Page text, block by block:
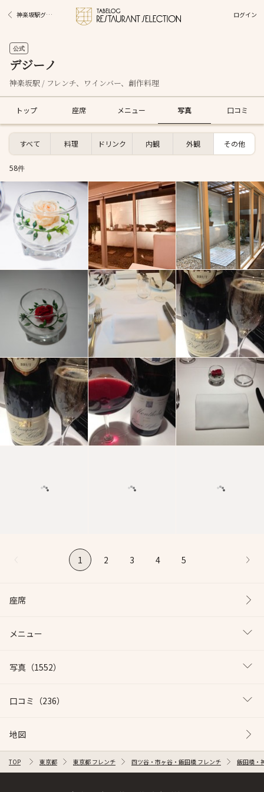
神楽坂駅グルメ ログイン
公式
デジーノ
神楽坂駅 / フレンチ、ワインバー、創作料理
トップ 座席 メニュー 写真 口コミ
すべて 料理 ドリンク 内観 外観 その他
58件
1 2 3 4 5
座席
メニュー
写真 （1552）
口コミ （236）
地図
TOP 東京都 東京都 フレンチ 四ツ谷・市ヶ谷・飯田橋 フレンチ 飯田橋・